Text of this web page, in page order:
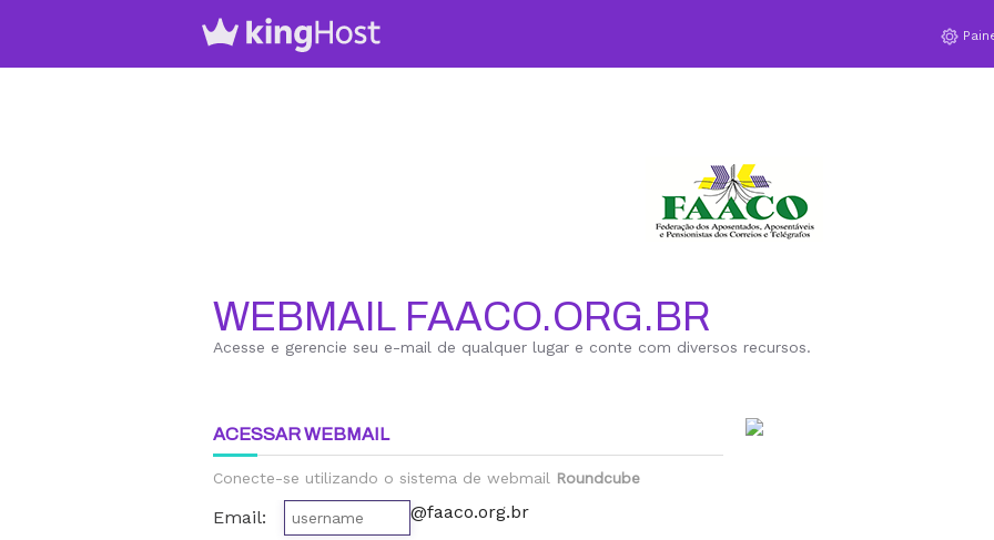
WEBMAIL FAACO.ORG.BR
Acesse e gerencie seu e-mail de qualquer lugar e conte com diversos recursos.
ACESSAR WEBMAIL
Conecte-se utilizando o sistema de webmail Roundcube
Email: @faaco.org.br